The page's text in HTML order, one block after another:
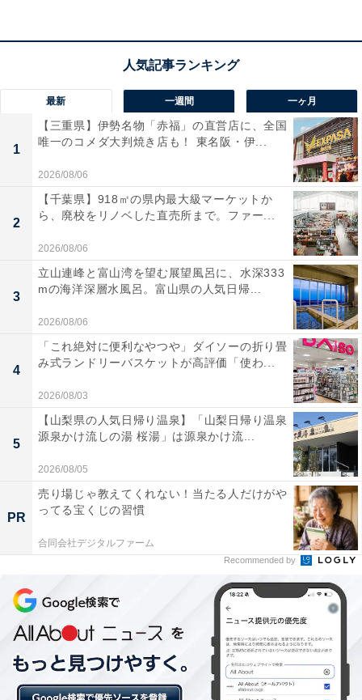
Anker「Zolo Charger (50W, 4 Ports)」の口コミは？
Anker「Zolo Charger (50W, 4 Ports)」には以下のような
口コミが寄せられています。
4つのポートがあるおかげで家族全員のスマホを一
気に充電できて非常に助かっています
コンパクトなのに50Wの高出力でノートPCもスマ
ホも素早く充電できて大満足です
旅行や出張の際もこれ1台持っていけばすべてのデ
複数のデバイスをまとめてスッキリ充電したい人や、外
出先での持ち物をミニマルにしたい人には、おすすめの
商品といえそうです。
最新 一週間 一ヶ月
1
【三重県】伊勢名物「赤福」の直営店に、全国
唯一のコメダ大判焼き店も！ 東名阪・伊...
2026/08/06
2
【千葉県】918㎡の県内最大級マーケットか
ら、廃校をリノベした直売所まで。ファー...
2026/08/06
3
立山連峰と富山湾を望む展望風呂に、水深333
mの海洋深層水風呂。富山県の人気日帰...
2026/08/06
4
「これ絶対に便利なやつや」ダイソーの折り畳
み式ランドリーバスケットが高評価「使わ...
2026/08/03
5
【山梨県の人気日帰り温泉】「山梨日帰り温泉
源泉かけ流しの湯 桜湯」は源泉かけ流...
2026/08/05
PR
売り場じゃ教えてくれない！当たる人だけがや
ってる宝くじの習慣
合同会社デジタルファーム
Recommended by